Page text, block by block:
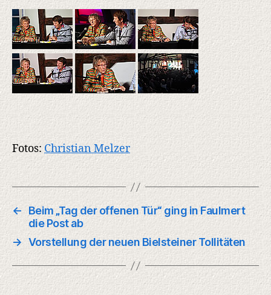
Fotos: Christian Melzer
←
Beim „Tag der offenen Tür“ ging in Faulmert
die Post ab
→ Vorstellung der neuen Bielsteiner Tollitäten